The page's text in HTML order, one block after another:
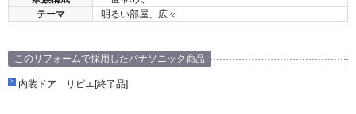
テーマ
明るい部屋、広々
このリフォームで採用したパナソニック商品
内装ドア リビエ[終了品]